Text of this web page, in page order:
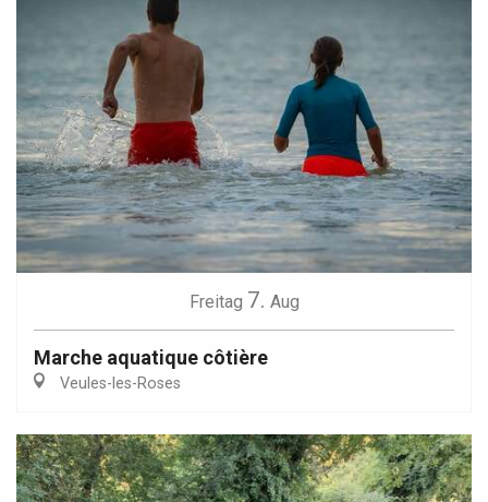
Freitag 7. Aug
Marche aquatique côtière
Veules-les-Roses